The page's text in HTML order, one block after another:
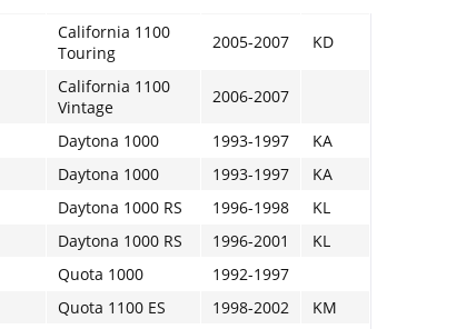
California 1100
Touring
2005-2007 KD
California 1100
Vintage
2006-2007
Daytona 1000 1993-1997
KA
Daytona 1000 1993-1997
KA
Daytona 1000 RS 1996-1998
KL
Daytona 1000 RS 1996-2001
KL
Quota 1000
1992-1997
Quota 1100 ES 1998-2002
KM